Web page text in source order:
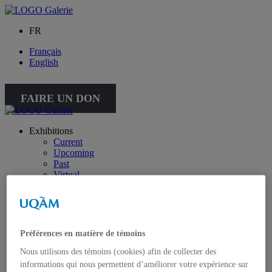
FR
Français
English
FAIRE UN DON
Exhibitions
Current
Upcoming
Past
Virtual
Public activities
Educational Program
Works from the collection
Publications
All publications
Préférences en matière de témoins
Nous utilisons des témoins (cookies) afin de collecter des
informations qui nous permettent d’améliorer votre expérience sur